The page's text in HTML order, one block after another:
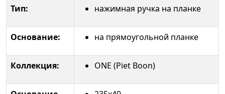
Тип:
нажимная ручка на планке
Основание: на прямоугольной планке
Коллекция: ONE (Piet Boon)